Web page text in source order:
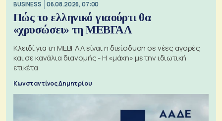
BUSINESS 06.08.2026, 07:00
Πώς το ελληνικό γιαούρτι θα
«χρυσώσει» τη ΜΕΒΓΑΛ
Κλειδί για τη ΜΕΒΓΑΛ είναι η διείσδυση σε νέες αγορές
και σε κανάλια διανομής - Η «μάχη» με την ιδιωτική
ετικέτα
Κωνσταντίνος Δημητρίου